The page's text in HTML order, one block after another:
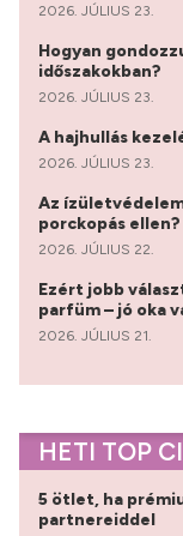
2026. JÚLIUS 23.
Hogyan
időszakokban?
2026. JÚLIUS 23.
A hajhullás
2026. JÚLIUS 23.
Az
porckopás ellen?
2026. JÚLIUS 22.
Ezért jobb
parfüm – jó oka
2026. JÚLIUS 21.
HETI TOP
5 ötlet, ha
partnereiddel